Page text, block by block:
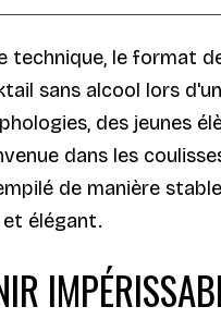
technique, le format
sans alcool lors
des jeunes
dans les
de manière
élégant.